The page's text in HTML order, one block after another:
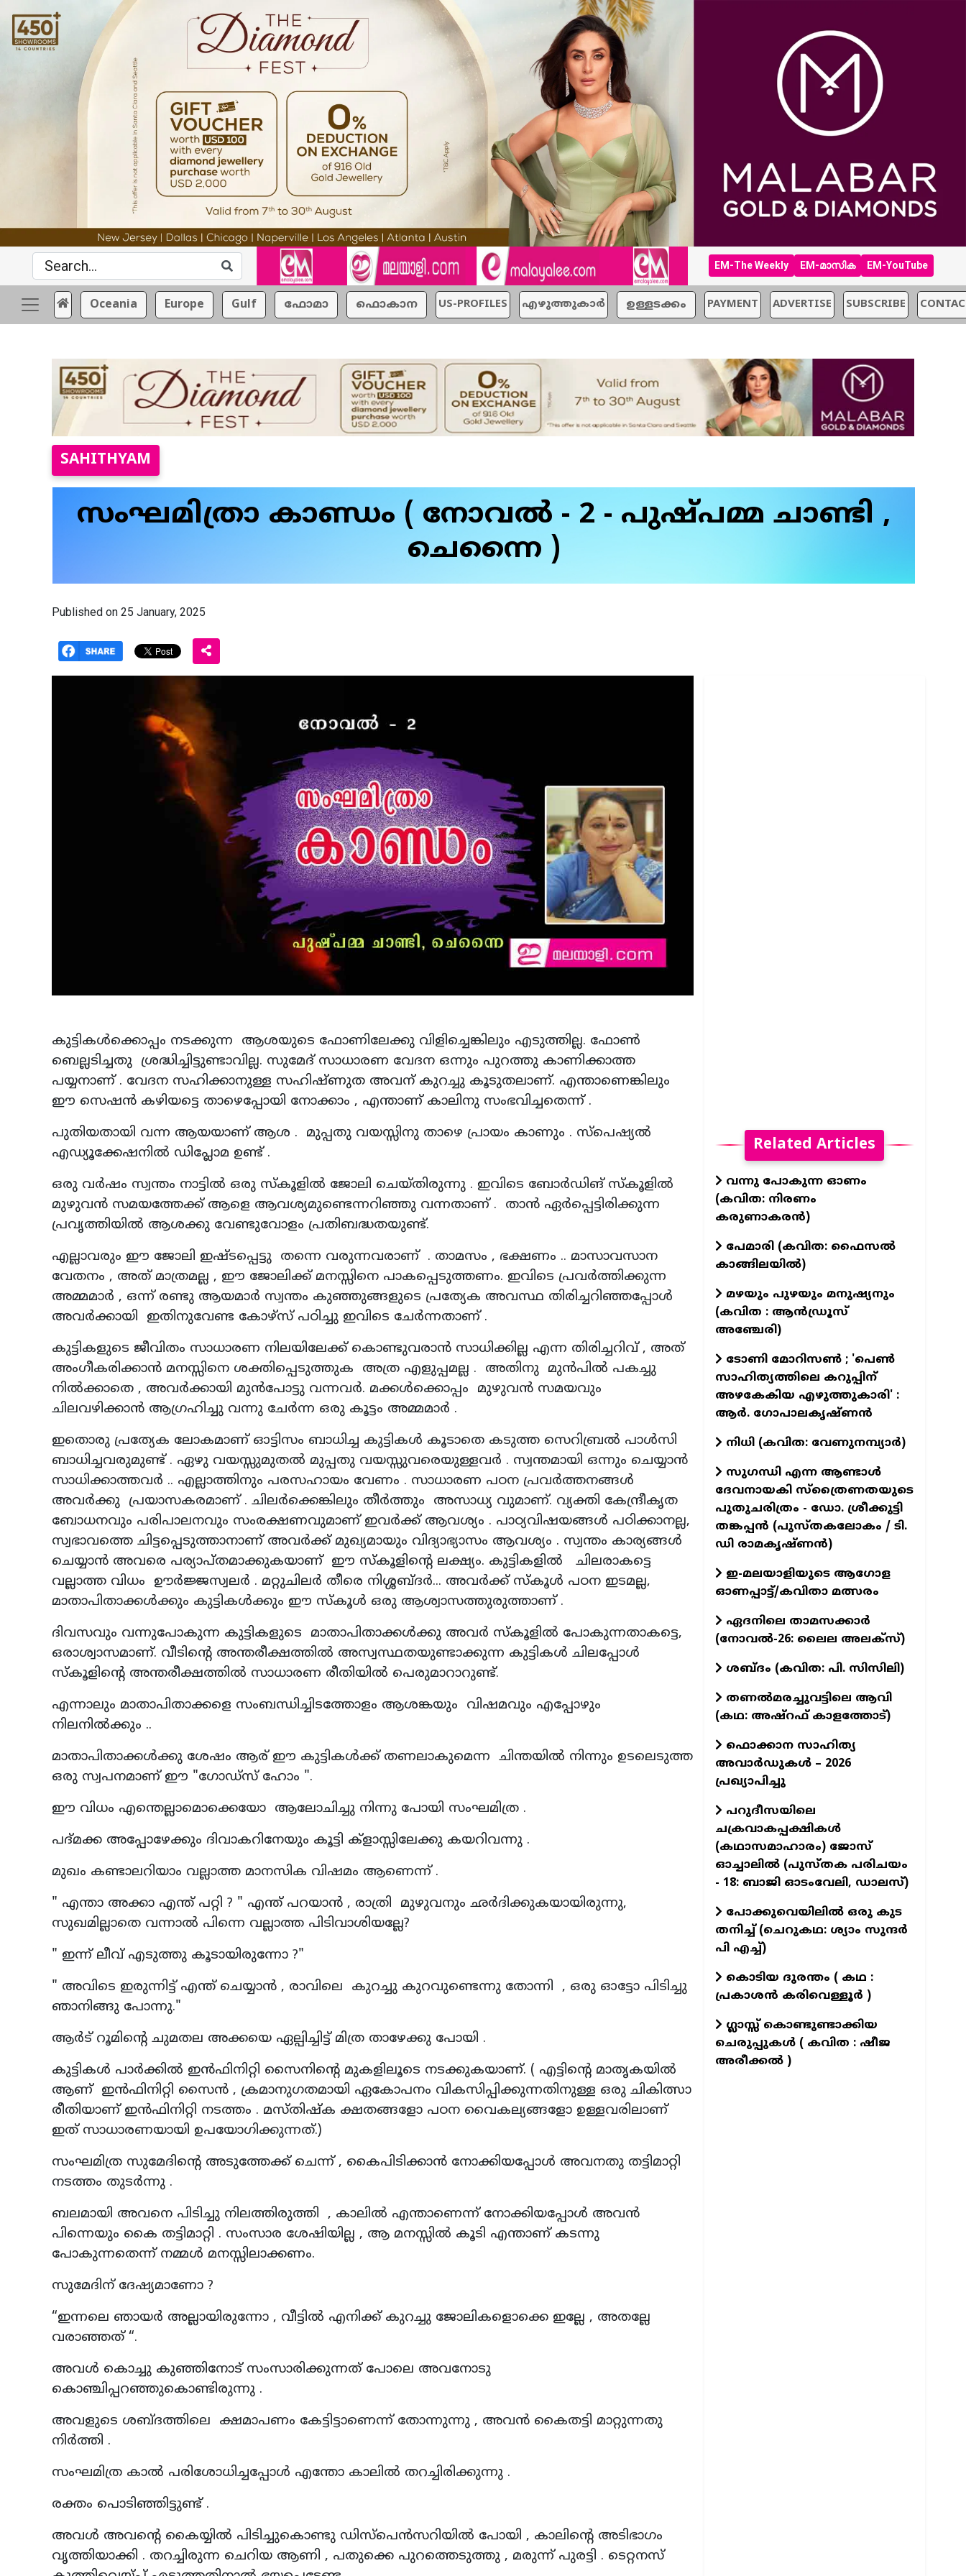
EM-The Weekly EM-മാസിക EM-YouTube
Oceania Europe Gulf ഫോമാ ഫൊകാന US-PROFILES എഴുത്തുകാര്‍ ഉള്ളടക്കം PAYMENT ADVERTISE SUBSCRIBE
SAHITHYAM
സംഘമിത്രാ കാണ്ഡം ( നോവൽ - 2 - പുഷ്പമ്മ ചാണ്ടി ,
ചെന്നൈ )
Published on 25 January, 2025
കുട്ടികൾക്കൊപ്പം നടക്കുന്ന ആശയുടെ ഫോണിലേക്കു വിളിച്ചെങ്കിലും എടുത്തില്ല. ഫോൺ
ബെല്ലടിച്ചതു ശ്രദ്ധിച്ചിട്ടുണ്ടാവില്ല. സുമേദ് സാധാരണ വേദന ഒന്നും പുറത്തു കാണിക്കാത്ത
പയ്യനാണ് . വേദന സഹിക്കാനുള്ള സഹിഷ്ണുത അവന് കുറച്ചു കൂടുതലാണ്. എന്താണെങ്കിലും
ഈ സെഷൻ കഴിയട്ടെ താഴെപ്പോയി നോക്കാം , എന്താണ് കാലിനു സംഭവിച്ചതെന്ന് .
പുതിയതായി വന്ന ആയയാണ് ആശ . മുപ്പതു വയസ്സിനു താഴെ പ്രായം കാണും . സ്പെഷ്യൽ
എഡ്യൂക്കേഷനിൽ ഡിപ്ലോമ ഉണ്ട് .
ഒരു വർഷം സ്വന്തം നാട്ടിൽ ഒരു സ്കൂളിൽ ജോലി ചെയ്തിരുന്നു . ഇവിടെ ബോർഡിങ് സ്കൂളിൽ
മുഴുവൻ സമയത്തേക്ക് ആളെ ആവശ്യമുണ്ടെന്നറിഞ്ഞു വന്നതാണ് . താൻ ഏർപ്പെട്ടിരിക്കുന്ന
പ്രവൃത്തിയിൽ ആശക്കു വേണ്ടുവോളം പ്രതിബദ്ധതയുണ്ട്.
എല്ലാവരും ഈ ജോലി ഇഷ്ടപ്പെട്ടു തന്നെ വരുന്നവരാണ് . താമസം , ഭക്ഷണം .. മാസാവസാന
വേതനം , അത് മാത്രമല്ല , ഈ ജോലിക്ക് മനസ്സിനെ പാകപ്പെടുത്തണം. ഇവിടെ പ്രവർത്തിക്കുന്ന
അമ്മമാർ , ഒന്ന് രണ്ടു ആയമാർ സ്വന്തം കുഞ്ഞുങ്ങളുടെ പ്രത്യേക അവസ്ഥ തിരിച്ചറിഞ്ഞപ്പോൾ
അവർക്കായി ഇതിനുവേണ്ട കോഴ്സ് പഠിച്ചു ഇവിടെ ചേർന്നതാണ് .
കുട്ടികളുടെ ജീവിതം സാധാരണ നിലയിലേക്ക് കൊണ്ടുവരാൻ സാധിക്കില്ല എന്ന തിരിച്ചറിവ് , അത്
അംഗീകരിക്കാൻ മനസ്സിനെ ശക്തിപ്പെടുത്തുക അത്ര എളുപ്പമല്ല . അതിനു മുൻപിൽ പകച്ചു
നിൽക്കാതെ , അവർക്കായി മുൻപോട്ടു വന്നവർ. മക്കൾക്കൊപ്പം മുഴുവൻ സമയവും
ചിലവഴിക്കാൻ ആഗ്രഹിച്ചു വന്നു ചേർന്ന ഒരു കൂട്ടം അമ്മമാർ .
ഇതൊരു പ്രത്യേക ലോകമാണ് ഓട്ടിസം ബാധിച്ച കുട്ടികൾ കൂടാതെ കടുത്ത സെറിബ്രല്‍ പാള്‍സി
ബാധിച്ചവരുമുണ്ട് . ഏഴു വയസ്സുമുതൽ മുപ്പതു വയസ്സുവരെയുള്ളവർ . സ്വന്തമായി ഒന്നും ചെയ്യാൻ
സാധിക്കാത്തവർ .. എല്ലാത്തിനും പരസഹായം വേണം . സാധാരണ പഠന പ്രവര്‍ത്തനങ്ങള്‍
അവർക്കു പ്രയാസകരമാണ് . ചിലര്‍ക്കെങ്കിലും തീർത്തും അസാധ്യ വുമാണ്. വ്യക്തി കേന്ദ്രീകൃത
ബോധനവും പരിപാലനവും സംരക്ഷണവുമാണ് ഇവർക്ക് ആവശ്യം . പാഠ്യവിഷയങ്ങള്‍ പഠിക്കാനല്ല,
സ്വഭാവത്തെ ചിട്ടപ്പെടുത്താനാണ് അവര്‍ക്ക് മുഖ്യമായും വിദ്യാഭ്യാസം ആവശ്യം . സ്വന്തം കാര്യങ്ങൾ
ചെയ്യാൻ അവരെ പര്യാപ്തമാക്കുകയാണ് ഈ സ്കൂളിന്റെ ലക്ഷ്യം. കുട്ടികളിൽ ചിലരാകട്ടെ
വല്ലാത്ത വിധം ഊര്‍ജ്ജസ്വലര്‍ . മറ്റുചിലർ തീരെ നിശ്ശബ്ദര്‍... അവര്‍ക്ക് സ്‌കൂള്‍ പഠന ഇടമല്ല,
മാതാപിതാക്കൾക്കും കുട്ടികൾക്കും ഈ സ്കൂൾ ഒരു ആശ്വാസത്തുരുത്താണ് .
ദിവസവും വന്നുപോകുന്ന കുട്ടികളുടെ മാതാപിതാക്കൾക്കു അവര്‍ സ്‌കൂളില്‍ പോകുന്നതാകട്ടെ,
ഒരാശ്വാസമാണ്. വീടിന്റെ അന്തരീക്ഷത്തില്‍ അസ്വസ്ഥതയുണ്ടാക്കുന്ന കുട്ടികള്‍ ചിലപ്പോൾ
സ്‌കൂളിന്റെ അന്തരീക്ഷത്തില്‍ സാധാരണ രീതിയില്‍ പെരുമാറാറുണ്ട്.
എന്നാലും മാതാപിതാക്കളെ സംബന്ധിച്ചിടത്തോളം ആശങ്കയും വിഷമവും എപ്പോഴും
നിലനിൽക്കും ..
മാതാപിതാക്കൾക്കു ശേഷം ആര് ഈ കുട്ടികൾക്ക് തണലാകുമെന്ന ചിന്തയിൽ നിന്നും ഉടലെടുത്ത
ഒരു സ്വപനമാണ് ഈ "ഗോഡ്സ് ഹോം ".
ഈ വിധം എന്തെല്ലാമൊക്കെയോ ആലോചിച്ചു നിന്നു പോയി സംഘമിത്ര .
പദ്മക്ക അപ്പോഴേക്കും ദിവാകറിനേയും കൂട്ടി ക്‌ളാസ്സിലേക്കു കയറിവന്നു .
മുഖം കണ്ടാലറിയാം വല്ലാത്ത മാനസിക വിഷമം ആണെന്ന് .
" എന്താ അക്കാ എന്ത് പറ്റി ? " എന്ത് പറയാൻ , രാത്രി മുഴുവനും ഛർദിക്കുകയായിരുന്നു,
സുഖമില്ലാതെ വന്നാൽ പിന്നെ വല്ലാത്ത പിടിവാശിയല്ലേ?
" ഇന്ന് ലീവ് എടുത്തു കൂടായിരുന്നോ ?"
" അവിടെ ഇരുന്നിട്ട് എന്ത് ചെയ്യാൻ , രാവിലെ കുറച്ചു കുറവുണ്ടെന്നു തോന്നി , ഒരു ഓട്ടോ പിടിച്ചു
ഞാനിങ്ങു പോന്നു."
ആർട് റൂമിന്റെ ചുമതല അക്കയെ ഏല്പിച്ചിട്ട് മിത്ര താഴേക്കു പോയി .
കുട്ടികൾ പാർക്കിൽ ഇൻഫിനിറ്റി സൈനിന്റെ മുകളിലൂടെ നടക്കുകയാണ്. ( എട്ടിന്റെ മാതൃകയിൽ
ആണ് ഇൻഫിനിറ്റി സൈൻ , ക്രമാനുഗതമായി ഏകോപനം വികസിപ്പിക്കുന്നതിനുള്ള ഒരു ചികിത്സാ
രീതിയാണ് ഇൻഫിനിറ്റി നടത്തം . മസ്തിഷ്ക ക്ഷതങ്ങളോ പഠന വൈകല്യങ്ങളോ ഉള്ളവരിലാണ്
ഇത് സാധാരണയായി ഉപയോഗിക്കുന്നത്.)
സംഘമിത്ര സുമേദിന്റെ അടുത്തേക്ക് ചെന്ന് , കൈപിടിക്കാൻ നോക്കിയപ്പോൾ അവനതു തട്ടിമാറ്റി
നടത്തം തുടർന്നു .
ബലമായി അവനെ പിടിച്ചു നിലത്തിരുത്തി , കാലിൽ എന്താണെന്ന് നോക്കിയപ്പോൾ അവൻ
പിന്നെയും കൈ തട്ടിമാറ്റി . സംസാര ശേഷിയില്ല , ആ മനസ്സിൽ കൂടി എന്താണ് കടന്നു
പോകുന്നതെന്ന് നമ്മൾ മനസ്സിലാക്കണം.
സുമേദിന് ദേഷ്യമാണോ ?
“ഇന്നലെ ഞായർ അല്ലായിരുന്നോ , വീട്ടിൽ എനിക്ക് കുറച്ചു ജോലികളൊക്കെ ഇല്ലേ , അതല്ലേ
വരാഞ്ഞത് “.
അവൾ കൊച്ചു കുഞ്ഞിനോട് സംസാരിക്കുന്നത് പോലെ അവനോടു
കൊഞ്ചിപ്പറഞ്ഞുകൊണ്ടിരുന്നു .
അവളുടെ ശബ്ദത്തിലെ ക്ഷമാപണം കേട്ടിട്ടാണെന്ന് തോന്നുന്നു , അവൻ കൈതട്ടി മാറ്റുന്നതു
നിർത്തി .
സംഘമിത്ര കാൽ പരിശോധിച്ചപ്പോൾ എന്തോ കാലിൽ തറച്ചിരിക്കുന്നു .
രക്തം പൊടിഞ്ഞിട്ടുണ്ട് .
അവൾ അവൻ്റെ കൈയ്യിൽ പിടിച്ചുകൊണ്ടു ഡിസ്‌പെൻസറിയിൽ പോയി , കാലിന്റെ അടിഭാഗം
വൃത്തിയാക്കി . തറച്ചിരുന്ന ചെറിയ ആണി , പതുക്കെ പുറത്തെടുത്തു , മരുന്ന് പുരട്ടി . ടെറ്റനസ്
Related Articles
വന്നു പോകുന്ന ഓണം
(കവിത: നിരണം
കരുണാകരൻ)
പേമാരി (കവിത: ഫൈസല്‍
കാങ്ങിലയില്‍)
മഴയും പുഴയും മനുഷ്യനും
(കവിത : ആൻഡ്രൂസ്
അഞ്ചേരി)
ടോണി മോറിസൺ ; 'പെൺ
സാഹിത്യത്തിലെ കറുപ്പിന്
അഴകേകിയ എഴുത്തുകാരി' :
ആർ. ഗോപാലകൃഷ്ണൻ
നിധി (കവിത: വേണുനമ്പ്യാർ)
സുഗന്ധി എന്ന ആണ്ടാള്‍
ദേവനായകി സ്ത്രൈണതയുടെ
പുതുചരിത്രം - ഡോ. ശ്രീക്കുട്ടി
തങ്കപ്പന്‍ (പുസ്തകലോകം / ടി.
ഡി രാമകൃഷ്ണന്‍)
ഇ-മലയാളിയുടെ ആഗോള
ഓണപ്പാട്ട്/കവിതാ മത്സരം
ഏദനിലെ താമസക്കാർ
(നോവല്‍-26: ലൈല അലക്‌സ്)
ശബ്ദം (കവിത: പി. സിസിലി)
തണൽമരച്ചുവട്ടിലെ ആവി
(കഥ: അഷ്‌റഫ് കാളത്തോട്)
ഫൊക്കാന സാഹിത്യ
അവാർഡുകൾ – 2026
പ്രഖ്യാപിച്ചു
പറുദീസയിലെ
ചക്രവാകപ്പക്ഷികൾ
(കഥാസമാഹാരം) ജോസ്
ഓച്ചാലിൽ (പുസ്തക പരിചയം
- 18: ബാജി ഓടംവേലി, ഡാലസ്)
പോക്കുവെയിലിൽ ഒരു കുട
തനിച്ച് (ചെറുകഥ: ശ്യാം സുന്ദര്‍
പി എച്ച്)
കൊടിയ ദുരന്തം ( കഥ :
പ്രകാശൻ കരിവെള്ളൂർ )
ഗ്ലാസ്സ് കൊണ്ടുണ്ടാക്കിയ
ചെരുപ്പുകൾ ( കവിത : ഷീജ
അരീക്കൽ )